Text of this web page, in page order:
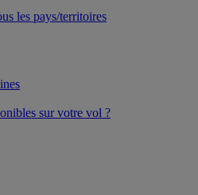
les pays/territoires
sur votre vol ?